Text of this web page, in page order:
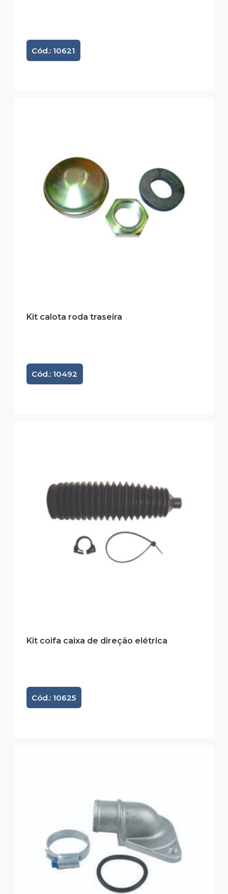
Cód.: 10621
Kit calota roda traseira
Cód.: 10492
Kit coifa caixa de direção elétrica
Cód.: 10625